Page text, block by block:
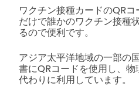
ワクチン接種カードのQR
だけで誰かのワクチン接種
るので便利です。
アジア太平洋地域の一部の
書にQRコードを使用し、
代わりに利用しています。